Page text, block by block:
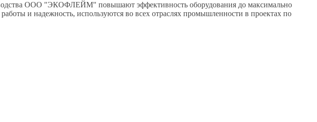
ООО "ЭКОФЛЕЙМ" повышают эффективность оборудования до максимально
и надежность, используются во всех отраслях промышленности в проектах по